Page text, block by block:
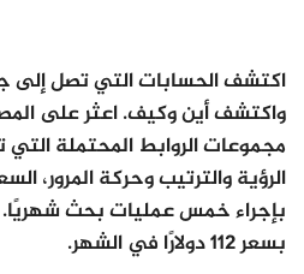
اكتشف الحسابات التي تصل
واكتشف أين وكيف. اعثر على
مجموعات الروابط المحتملة
الرؤية والترتيب وحركة المرور،
بإجراء خمس عمليات بحث شهريًا.
بسعر 112 دولارًا في الشهر.